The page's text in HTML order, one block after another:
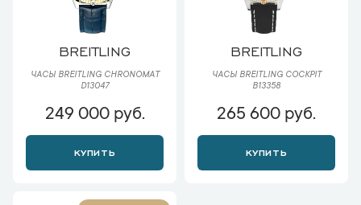
BREITLING
ЧАСЫ BREITLING CHRONOMAT
D13047
249 000 руб.
КУПИТЬ
BREITLING
ЧАСЫ BREITLING COCKPIT
B13358
265 600 руб.
КУПИТЬ